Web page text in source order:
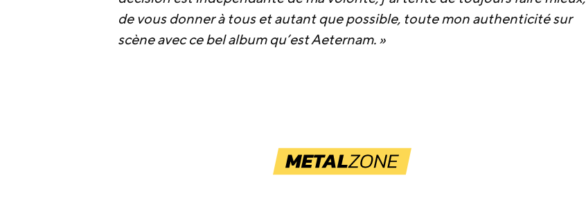
de vous donner à tous et autant que possible, toute mon authenticité sur
scène avec ce bel album qu’est Aeternam. »